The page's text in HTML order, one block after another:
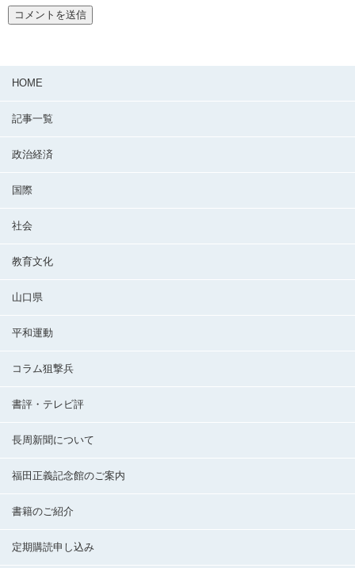
HOME
記事一覧
政治経済
国際
社会
教育文化
山口県
平和運動
コラム狙撃兵
書評・テレビ評
長周新聞について
福田正義記念館のご案内
書籍のご紹介
定期購読申し込み